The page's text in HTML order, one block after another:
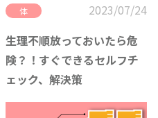
体
2023/07/24
生理不順放っておいたら危
険？！すぐできるセルフチ
ェック、解決策